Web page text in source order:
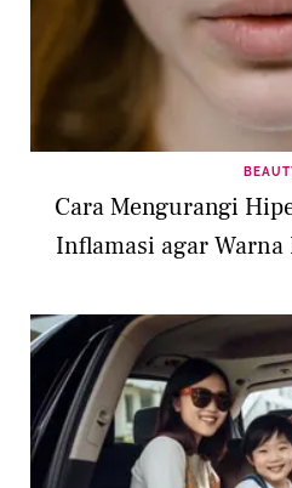
Cara Mengurangi
Inflamasi agar